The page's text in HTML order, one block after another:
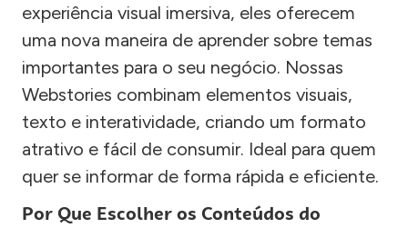
experiência visual imersiva, eles oferecem
uma nova maneira de aprender sobre temas
importantes para o seu negócio. Nossas
Webstories combinam elementos visuais,
texto e interatividade, criando um formato
atrativo e fácil de consumir. Ideal para quem
quer se informar de forma rápida e eficiente.
Por Que Escolher os Conteúdos do